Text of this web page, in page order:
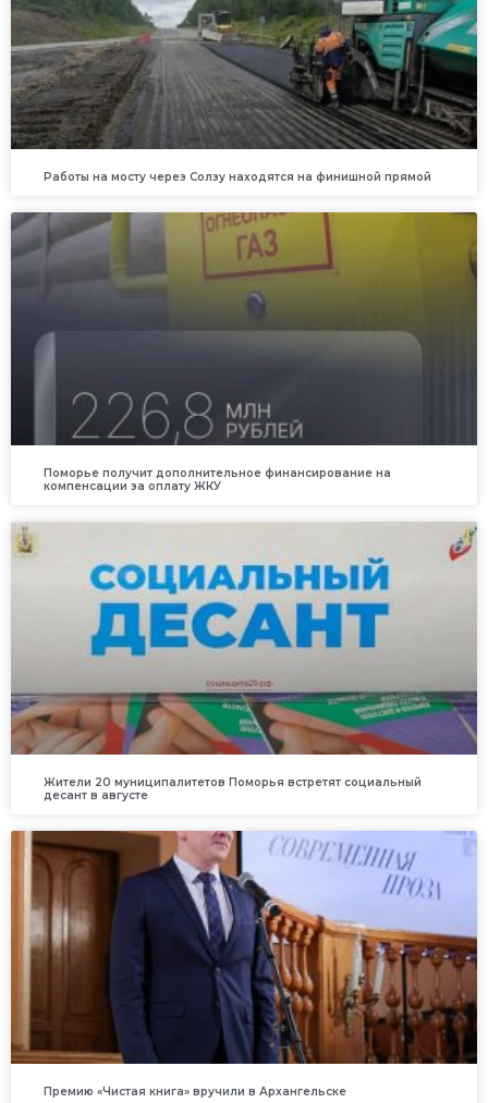
Работы на мосту через Солзу находятся на финишной прямой
Поморье получит дополнительное финансирование на
компенсации за оплату ЖКУ
Жители 20 муниципалитетов Поморья встретят социальный
десант в августе
Премию «Чистая книга» вручили в Архангельске